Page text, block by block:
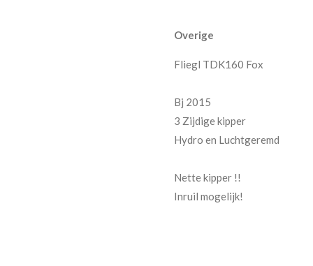
Overige
Fliegl TDK160 Fox
Bj 2015
3 Zijdige kipper
Hydro en Luchtgeremd
Nette kipper !!
Inruil mogelijk!